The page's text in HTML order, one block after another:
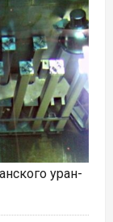
уран-